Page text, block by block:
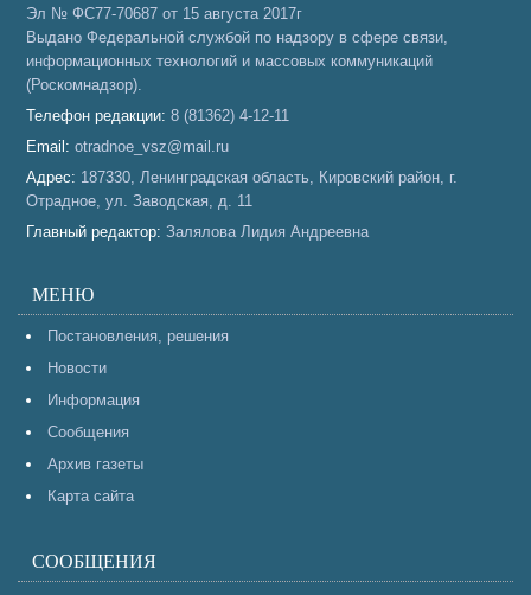
Эл № ФС77-70687 от 15 августа 2017г
Выдано Федеральной службой по надзору в сфере связи,
информационных технологий и массовых коммуникаций
(Роскомнадзор).
Телефон редакции: 8 (81362) 4-12-11
Email: otradnoe_vsz@mail.ru
Адрес: 187330, Ленинградская область, Кировский район, г.
Отрадное, ул. Заводская, д. 11
Главный редактор: Залялова Лидия Андреевна
МЕНЮ
Постановления, решения
Новости
Информация
Сообщения
Архив газеты
Карта сайта
СООБЩЕНИЯ